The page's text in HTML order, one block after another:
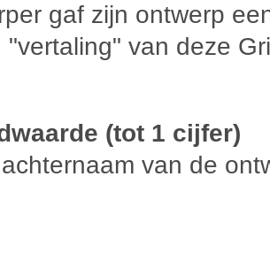
gaf zijn ontwerp
van deze
(tot 1 cijfer)
van de